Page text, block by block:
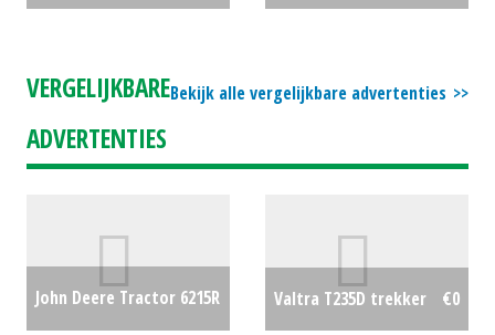
Bekijk alle vergelijkbare advertenties
VERGELIJKBARE
ADVERTENTIES
John Deere Tractor 6215R
Valtra T235D trekker €0